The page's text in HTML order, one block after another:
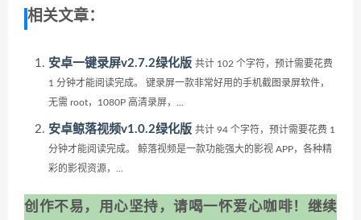
相关文章：
安卓一键录屏v2.7.2绿化版 共计 102 个字符，预计需要花费
1 分钟才能阅读完成。 键录屏一款非常好用的手机截图录屏软件，
无需 root，1080P 高清录屏，...
安卓鲸落视频v1.0.2绿化版 共计 94 个字符，预计需要花费 1
分钟才能阅读完成。 鲸落视频是一款功能强大的影视 APP，各种精
彩的影视资源，...
创作不易，用心坚持，请喝一怀爱心咖啡！继续